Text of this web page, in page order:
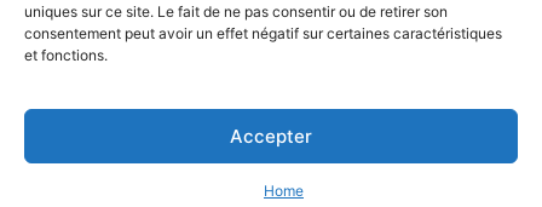
uniques sur ce site. Le fait de ne pas consentir ou de retirer son
consentement peut avoir un effet négatif sur certaines caractéristiques
et fonctions.
Accepter
Home
Accueil Economie Entreprises Entrepreneur Afrique
HIGH-TECH Auto-Moto
© Challenges.tn By AAKOM.DIGITAL